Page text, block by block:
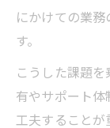
にかけての業
す。
こうした課題
有やサポート
工夫することが